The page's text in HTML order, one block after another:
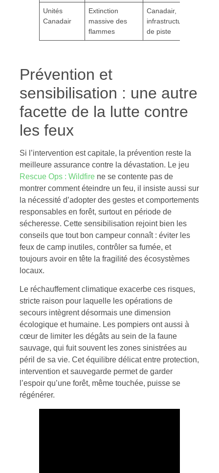
Unités
Canadair
Extinction
massive des
flammes
Canadair,
infrastructures
de piste
Prévention et
sensibilisation : une autre
facette de la lutte contre
les feux
Si l’intervention est capitale, la prévention reste la
meilleure assurance contre la dévastation. Le jeu
Rescue Ops : Wildfire ne se contente pas de
montrer comment éteindre un feu, il insiste aussi sur
la nécessité d’adopter des gestes et comportements
responsables en forêt, surtout en période de
sécheresse. Cette sensibilisation rejoint bien les
conseils que tout bon campeur connaît : éviter les
feux de camp inutiles, contrôler sa fumée, et
toujours avoir en tête la fragilité des écosystèmes
locaux.
Le réchauffement climatique exacerbe ces risques,
stricte raison pour laquelle les opérations de
secours intègrent désormais une dimension
écologique et humaine. Les pompiers ont aussi à
cœur de limiter les dégâts au sein de la faune
sauvage, qui fuit souvent les zones sinistrées au
péril de sa vie. Cet équilibre délicat entre protection,
intervention et sauvegarde permet de garder
l’espoir qu’une forêt, même touchée, puisse se
régénérer.